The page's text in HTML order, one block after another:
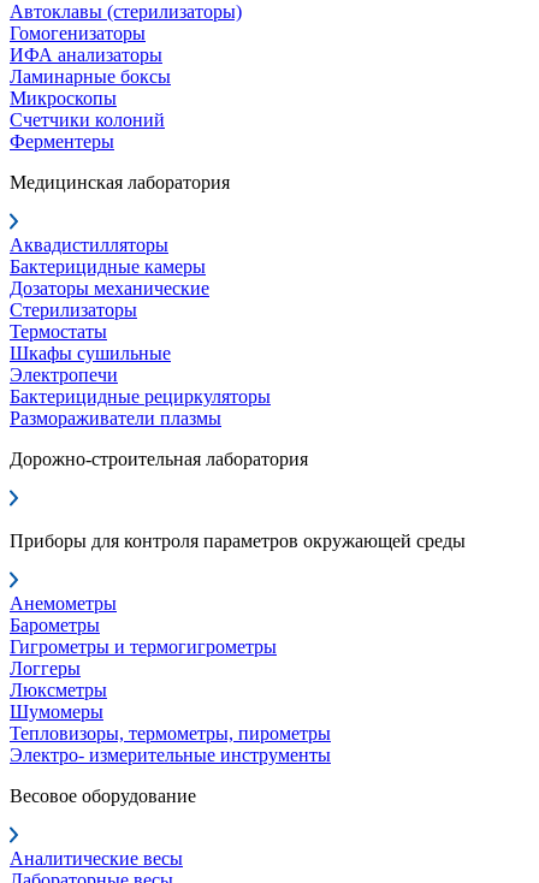
Автоклавы (стерилизаторы)
Гомогенизаторы
ИФА анализаторы
Ламинарные боксы
Микроскопы
Счетчики колоний
Ферментеры
Медицинская лаборатория
Аквадистилляторы
Бактерицидные камеры
Дозаторы механические
Стерилизаторы
Термостаты
Шкафы сушильные
Электропечи
Бактерицидные рециркуляторы
Размораживатели плазмы
Дорожно-строительная лаборатория
Приборы для контроля параметров окружающей среды
Анемометры
Барометры
Гигрометры и термогигрометры
Логгеры
Люксметры
Шумомеры
Тепловизоры, термометры, пирометры
Электро- измерительные инструменты
Весовое оборудование
Аналитические весы